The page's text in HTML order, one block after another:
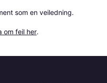
som en veiledning.
om feil her.